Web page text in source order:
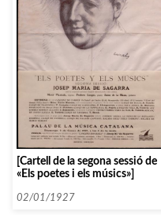
[Cartell de la segona sessió de
«Els poetes i els músics»]
02/01/1927